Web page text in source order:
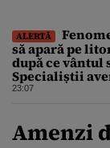
ALERTĂ
să apară pe
după ce vântul
Specialiștii
va fi agitată
23:07
Amenzi